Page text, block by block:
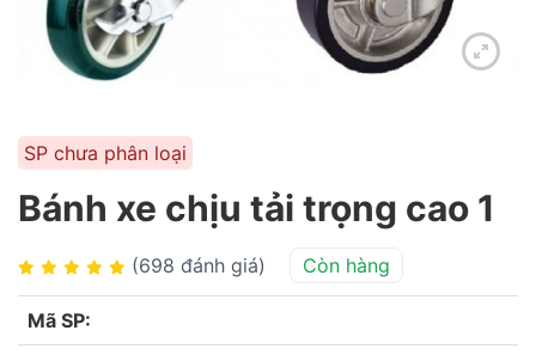
SP chưa phân loại
Bánh xe chịu tải trọng cao 1
(698 đánh giá) Còn hàng
Mã SP: